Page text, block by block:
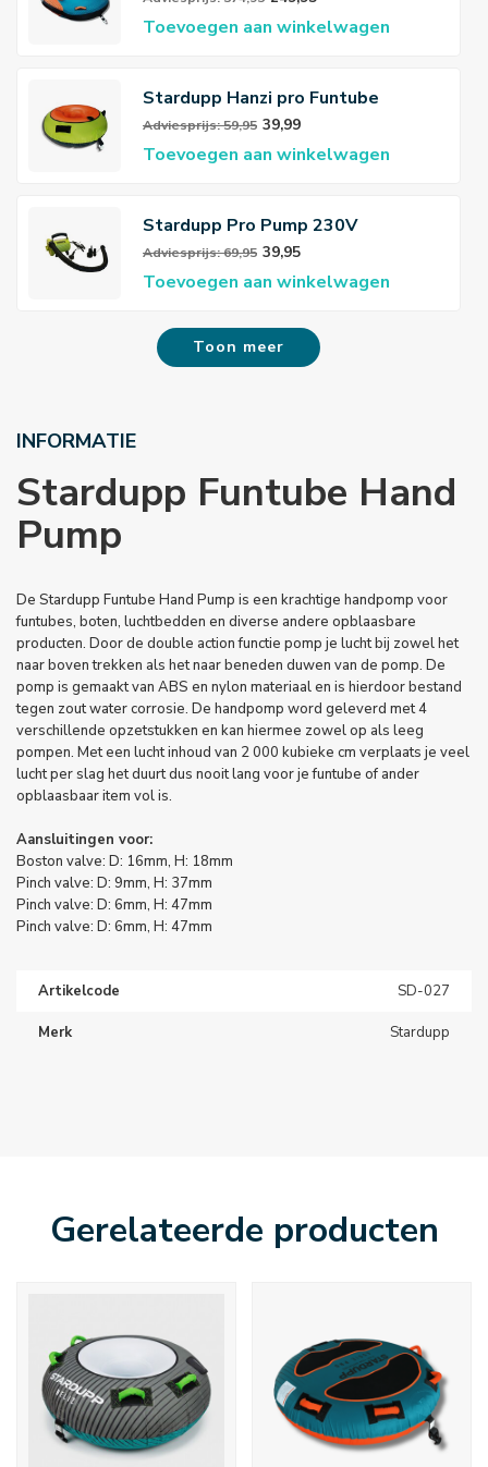
Toevoegen aan winkelwagen
Stardupp Hanzi pro Funtube
Adviesprijs: 59,95 39,99
Toevoegen aan winkelwagen
Stardupp Pro Pump 230V
Adviesprijs: 69,95 39,95
Toevoegen aan winkelwagen
Toon meer
INFORMATIE
Stardupp Funtube Hand
Pump
De Stardupp Funtube Hand Pump is een krachtige handpomp voor
funtubes, boten, luchtbedden en diverse andere opblaasbare
producten. Door de double action functie pomp je lucht bij zowel het
naar boven trekken als het naar beneden duwen van de pomp. De
pomp is gemaakt van ABS en nylon materiaal en is hierdoor bestand
tegen zout water corrosie. De handpomp word geleverd met 4
verschillende opzetstukken en kan hiermee zowel op als leeg
pompen. Met een lucht inhoud van 2 000 kubieke cm verplaats je veel
lucht per slag het duurt dus nooit lang voor je funtube of ander
opblaasbaar item vol is.
Aansluitingen voor:
Boston valve: D: 16mm, H: 18mm
Pinch valve: D: 9mm, H: 37mm
Pinch valve: D: 6mm, H: 47mm
Pinch valve: D: 6mm, H: 47mm
Artikelcode SD-027
Merk Stardupp
Gerelateerde producten